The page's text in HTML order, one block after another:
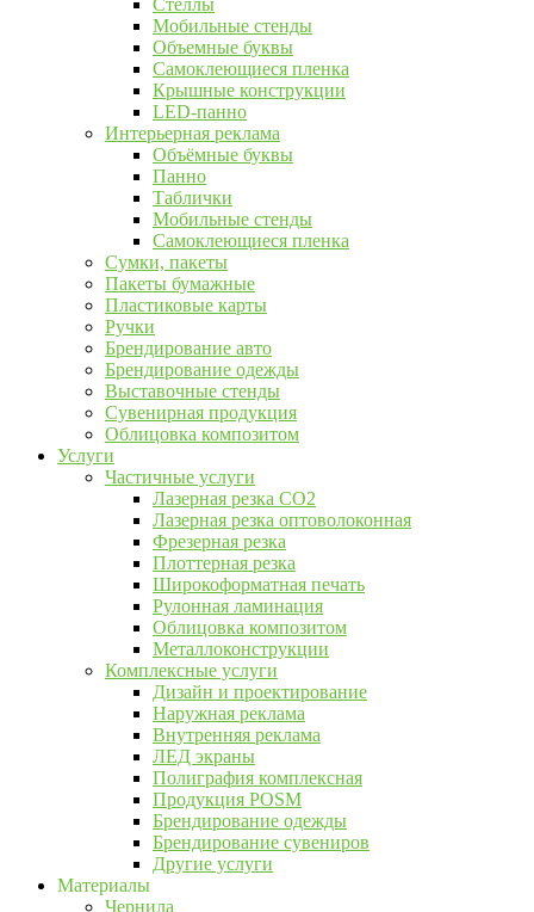
Стеллы
Мобильные стенды
Объемные буквы
Самоклеющиеся пленка
Крышные конструкции
LED-панно
Интерьерная реклама
Объёмные буквы
Панно
Таблички
Мобильные стенды
Самоклеющиеся пленка
Сумки, пакеты
Пакеты бумажные
Пластиковые карты
Ручки
Брендирование авто
Брендирование одежды
Выставочные стенды
Сувенирная продукция
Облицовка композитом
Услуги
Частичные услуги
Лазерная резка CO2
Лазерная резка оптоволоконная
Фрезерная резка
Плоттерная резка
Широкоформатная печать
Рулонная ламинация
Облицовка композитом
Металлоконструкции
Комплексные услуги
Дизайн и проектирование
Наружная реклама
Внутренняя реклама
ЛЕД экраны
Полиграфия комплексная
Продукция POSM
Брендирование одежды
Брендирование сувениров
Другие услуги
Материалы
Чернила